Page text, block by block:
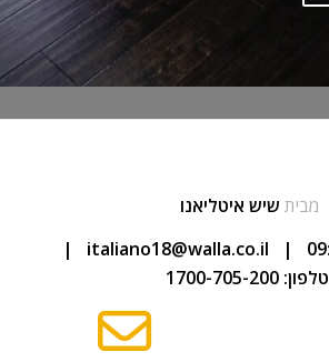
מבית שיש איטליאנו
italiano18@walla.co.il
|
טלפון: 1700-705-200